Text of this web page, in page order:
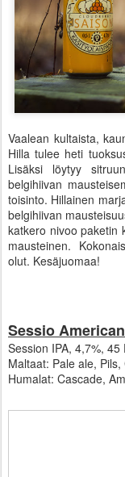
Vaalean kultaista,
Hilla tulee heti
Lisäksi löytyy
belgihiivan
toisinto. Hillainen
belgihiivan
katkero nivoo paketin
mausteinen.
olut. Kesäjuomaa!
Sessio
Session IPA, 4,7%, 45
Maltaat: Pale ale,
Humalat: Cascade,